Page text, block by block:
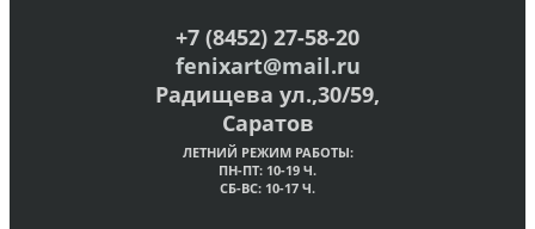
+7 (8452) 27-58-20
fenixart@mail.ru
Радищева ул.,30/59,
Саратов
ЛЕТНИЙ РЕЖИМ РАБОТЫ:
ПН-ПТ: 10-19 Ч.
СБ-ВС: 10-17 Ч.